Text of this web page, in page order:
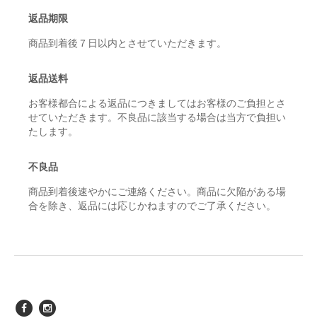
返品期限
商品到着後７日以内とさせていただきます。
返品送料
お客様都合による返品につきましてはお客様のご負担とさ
せていただきます。不良品に該当する場合は当方で負担い
たします。
不良品
商品到着後速やかにご連絡ください。商品に欠陥がある場
合を除き、返品には応じかねますのでご了承ください。